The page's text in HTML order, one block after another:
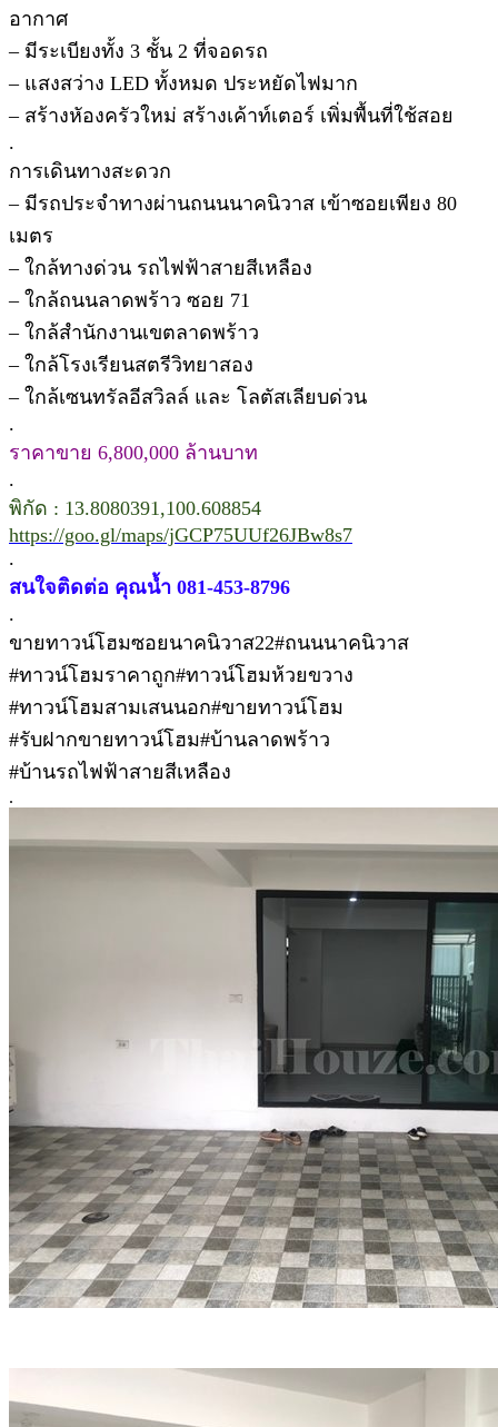
อากาศ
– มีระเบียงทั้ง 3 ชั้น 2 ที่จอดรถ
– แสงสว่าง LED ทั้งหมด ประหยัดไฟมาก
– สร้างหัองครัวใหม่ สร้างเค้าท์เตอร์ เพิ่มพื้นที่ใช้สอย
.
การเดินทางสะดวก
– มีรถประจำทางผ่านถนนนาคนิวาส เข้าซอยเพียง 80
เมตร
– ใกล้ทางด่วน รถไฟฟ้าสายสีเหลือง
– ใกล้ถนนลาดพร้าว ซอย 71
– ใกล้สำนักงานเขตลาดพร้าว
– ใกล้โรงเรียนสตรีวิทยาสอง
– ใกล้เซนทรัลอีสวิลล์ และ โลตัสเลียบด่วน
.
ราคาขาย 6,800,000 ล้านบาท
.
พิกัด : 13.8080391,100.608854
https://goo.gl/maps/jGCP75UUf26JBw8s7
.
สนใจติดต่อ คุณน้ำ 081-453-8796
.
ขายทาวน์โฮมซอยนาคนิวาส22#ถนนนาคนิวาส
#ทาวน์โฮมราคาถูก#ทาวน์โฮมห้วยขวาง
#ทาวน์โฮมสามเสนนอก#ขายทาวน์โฮม
#รับฝากขายทาวน์โฮม#บ้านลาดพร้าว
#บ้านรถไฟฟ้าสายสีเหลือง
.